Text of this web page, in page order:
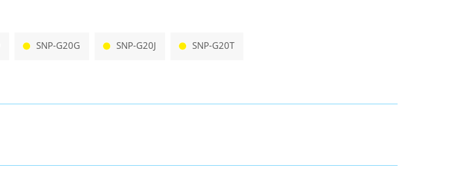
SNP-G20G SNP-G20J SNP-G20T